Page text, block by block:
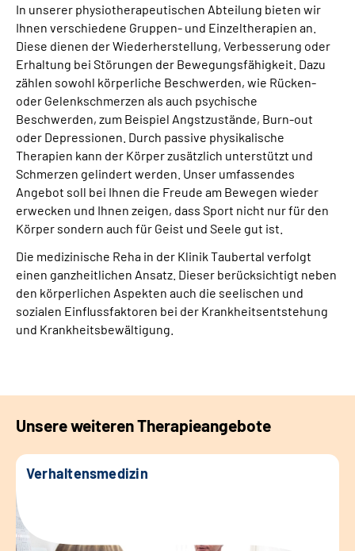
Leichte Sprache
Gebärdensprache
In unserer physiotherapeutischen Abteilung bieten wir
Ihnen verschiedene Gruppen- und Einzeltherapien an.
Diese dienen der Wiederherstellung, Verbesserung oder
Erhaltung bei Störungen der Bewegungsfähigkeit. Dazu
zählen sowohl körperliche Beschwerden, wie Rücken-
oder Gelenkschmerzen als auch psychische
Beschwerden, zum Beispiel Angstzustände, Burn-out
oder Depressionen. Durch passive physikalische
Therapien kann der Körper zusätzlich unterstützt und
Schmerzen gelindert werden. Unser umfassendes
Angebot soll bei Ihnen die Freude am Bewegen wieder
erwecken und Ihnen zeigen, dass Sport nicht nur für den
Körper sondern auch für Geist und Seele gut ist.
Die medizinische Reha in der Klinik Taubertal verfolgt
einen ganzheitlichen Ansatz. Dieser berücksichtigt neben
den körperlichen Aspekten auch die seelischen und
sozialen Einflussfaktoren bei der Krankheitsentstehung
und Krankheitsbewältigung.
Unsere weiteren Therapieangebote
Verhaltensmedizin